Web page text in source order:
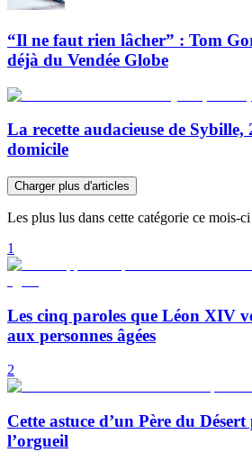
“Il ne faut rien lâcher” : Tom
déjà du Vendée Globe
La recette audacieuse de Sybille,
domicile
Charger plus d'articles
Les plus lus dans cette catégorie ce mois-ci
1
Les cinq paroles que Léon XIV
aux personnes âgées
2
Cette astuce d’un Père du
l’orgueil